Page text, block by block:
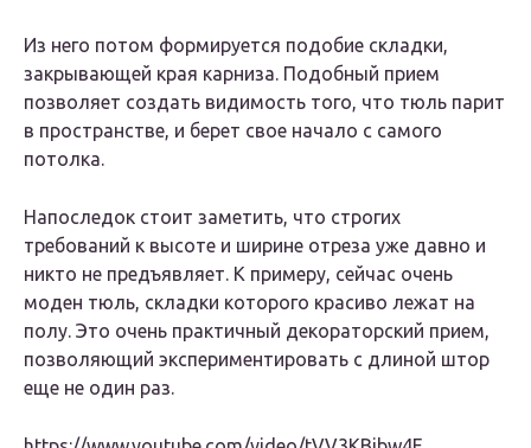
Из него потом формируется подобие складки,
закрывающей края карниза. Подобный прием
позволяет создать видимость того, что тюль парит
в пространстве, и берет свое начало с самого
потолка.
Напоследок стоит заметить, что строгих
требований к высоте и ширине отреза уже давно и
никто не предъявляет. К примеру, сейчас очень
моден тюль, складки которого красиво лежат на
полу. Это очень практичный декораторский прием,
позволяющий экспериментировать с длиной штор
еще не один раз.